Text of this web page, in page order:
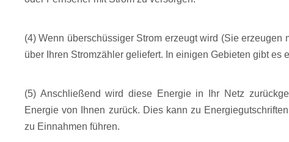
(4) Wenn überschüssiger Strom erzeugt wird (Sie
über Ihren Stromzähler geliefert. In einigen Gebieten gibt es
(5) Anschließend wird diese Energie in Ihr Netz
Energie von Ihnen zurück. Dies kann zu
zu Einnahmen führen.